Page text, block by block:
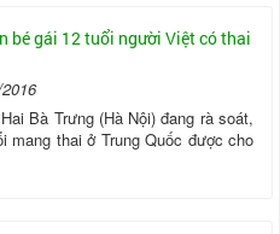
bé gái 12 tuổi người Việt có thai
Bà Trưng (Hà Nội) đang rà soát,
mang thai ở Trung Quốc được cho